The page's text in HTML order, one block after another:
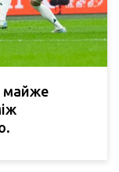
майже